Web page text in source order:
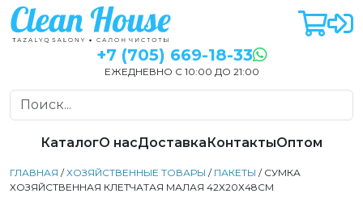
+7 (705) 669-18-33
ЕЖЕДНЕВНО С 10:00 ДО 21:00
КаталогО насДоставкаКонтактыОптом
ГЛАВНАЯ /ХОЗЯЙСТВЕННЫЕ ТОВАРЫ / ПАКЕТЫ / СУМКА
ХОЗЯЙСТВЕННАЯ КЛЕТЧАТАЯ МАЛАЯ 42Х20Х48СМ